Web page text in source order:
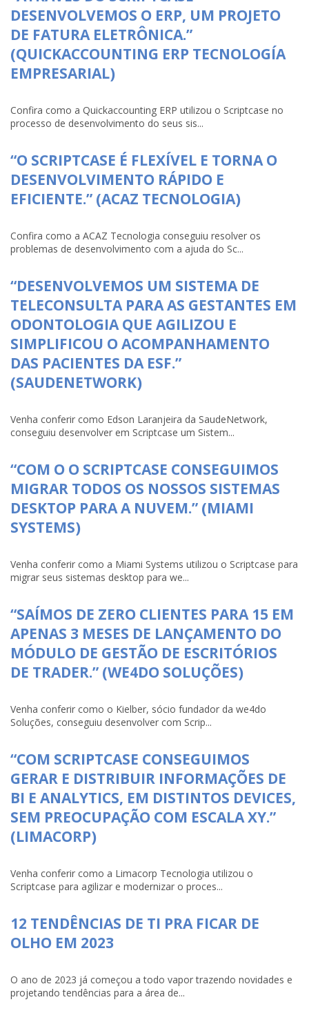
DESENVOLVEMOS O ERP, UM PROJETO
DE FATURA ELETRÔNICA.”
(QUICKACCOUNTING ERP TECNOLOGÍA
EMPRESARIAL)
Confira como a Quickaccounting ERP utilizou o Scriptcase no
processo de desenvolvimento do seus sis...
“O SCRIPTCASE É FLEXÍVEL E TORNA O
DESENVOLVIMENTO RÁPIDO E
EFICIENTE.” (ACAZ TECNOLOGIA)
Confira como a ACAZ Tecnologia conseguiu resolver os
problemas de desenvolvimento com a ajuda do Sc...
“DESENVOLVEMOS UM SISTEMA DE
TELECONSULTA PARA AS GESTANTES EM
ODONTOLOGIA QUE AGILIZOU E
SIMPLIFICOU O ACOMPANHAMENTO
DAS PACIENTES DA ESF.”
(SAUDENETWORK)
Venha conferir como Edson Laranjeira da SaudeNetwork,
conseguiu desenvolver em Scriptcase um Sistem...
“COM O O SCRIPTCASE CONSEGUIMOS
MIGRAR TODOS OS NOSSOS SISTEMAS
DESKTOP PARA A NUVEM.” (MIAMI
SYSTEMS)
Venha conferir como a Miami Systems utilizou o Scriptcase para
migrar seus sistemas desktop para we...
“SAÍMOS DE ZERO CLIENTES PARA 15 EM
APENAS 3 MESES DE LANÇAMENTO DO
MÓDULO DE GESTÃO DE ESCRITÓRIOS
DE TRADER.” (WE4DO SOLUÇÕES)
Venha conferir como o Kielber, sócio fundador da we4do
Soluções, conseguiu desenvolver com Scrip...
“COM SCRIPTCASE CONSEGUIMOS
GERAR E DISTRIBUIR INFORMAÇÕES DE
BI E ANALYTICS, EM DISTINTOS DEVICES,
SEM PREOCUPAÇÃO COM ESCALA XY.”
(LIMACORP)
Venha conferir como a Limacorp Tecnologia utilizou o
Scriptcase para agilizar e modernizar o proces...
12 TENDÊNCIAS DE TI PRA FICAR DE
OLHO EM 2023
O ano de 2023 já começou a todo vapor trazendo novidades e
projetando tendências para a área de...